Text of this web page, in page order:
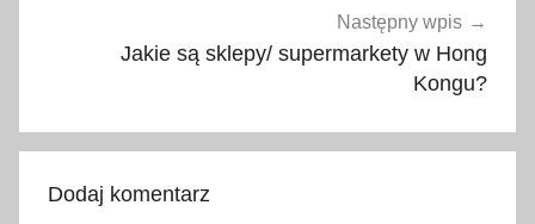
w
Następny wpis
Jakie są sklepy/ supermarkety w Hong
Kongu?
Dodaj komentarz